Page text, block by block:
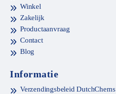
Winkel
Zakelijk
Productaanvraag
Contact
Blog
Informatie
Verzendingsbeleid DutchChems